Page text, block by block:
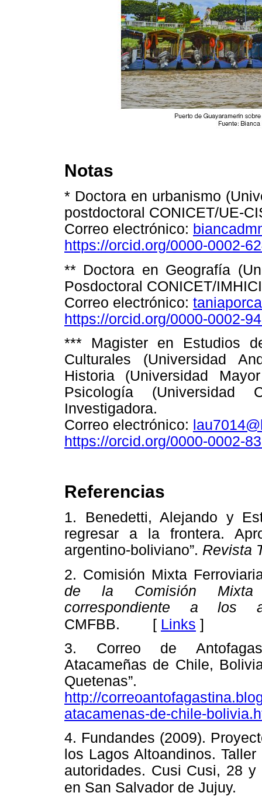
Notas
* Doctora en urbanismo
postdoctoral CONICET/UE-
Correo electrónico:
https://orcid.org/0000-0002-
** Doctora en Geografía
Posdoctoral CONICET/
Correo electrónico:
https://orcid.org/0000-0002-
*** Magister en Estudios
Culturales (Universidad
Historia (Universidad
Psicología (Universidad
Investigadora.
Correo electrónico:
https://orcid.org/0000-0002-
Referencias
1. Benedetti, Alejando y
regresar a la frontera.
argentino-boliviano”. Revista
2. Comisión Mixta
de la Comisión Mixta
correspondiente a
CMFBB. [ Links ]
3. Correo de
Atacameñas de Chile,
Quetenas”.
http://
atacamenas-de-chile-
4. Fundandes (2009).
los Lagos Altoandinos.
autoridades. Cusi Cusi, 28
en San Salvador de Jujuy.